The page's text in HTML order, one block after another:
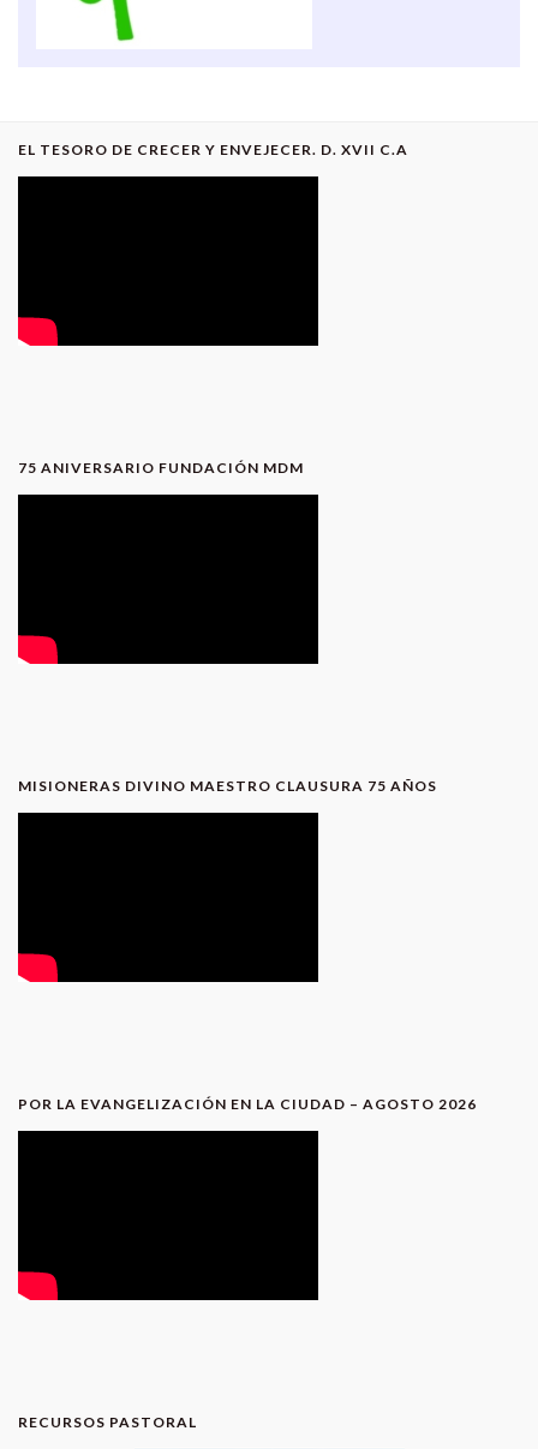
EL TESORO DE CRECER Y ENVEJECER. D. XVII C.A
75 ANIVERSARIO FUNDACIÓN MDM
MISIONERAS DIVINO MAESTRO CLAUSURA 75 AÑOS
POR LA EVANGELIZACIÓN EN LA CIUDAD – AGOSTO 2026
RECURSOS PASTORAL